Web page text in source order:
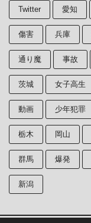
Twitter 愛知
傷害 兵庫
通り魔 事故
茨城 女子高生
動画 少年犯罪
栃木 岡山
群馬 爆発
新潟